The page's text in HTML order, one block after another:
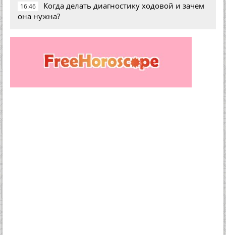
16:46
Когда делать диагностику ходовой и зачем
она нужна?